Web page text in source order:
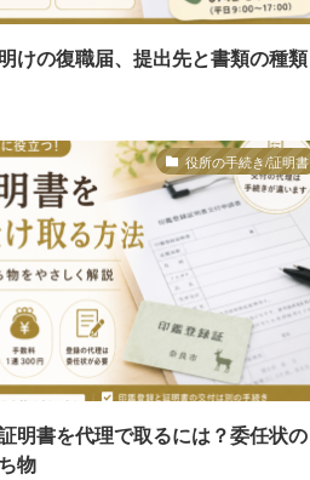
けの復職届、提出先と書類の種類
役所の手続き/証明書
明書を代理で取るには？委任状の
物